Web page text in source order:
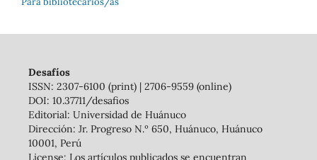
Desafíos
ISSN: 2307-6100 (print) | 2706-9559 (online)
DOI: 10.37711/desafios
Editorial: Universidad de Huánuco
Dirección: Jr. Progreso N.º 650, Huánuco, Huánuco
10001, Perú
License: Los artículos publicados se encuentran